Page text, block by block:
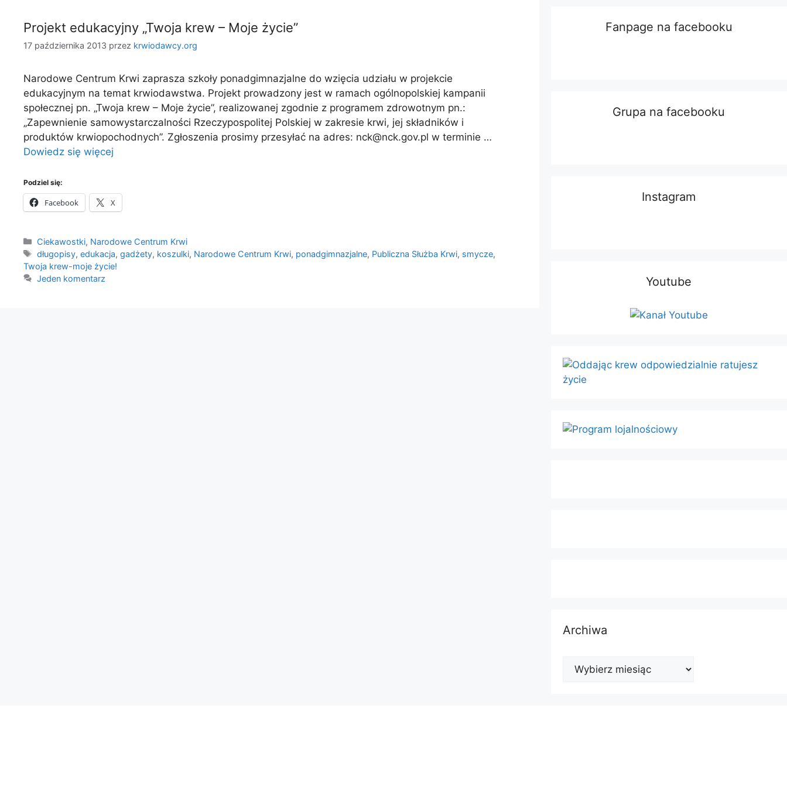
Projekt edukacyjny „Twoja krew – Moje życie”
17 października 2013 przez krwiodawcy.org
Narodowe Centrum Krwi zaprasza szkoły ponadgimnazjalne do wzięcia udziału w projekcie
edukacyjnym na temat krwiodawstwa. Projekt prowadzony jest w ramach ogólnopolskiej kampanii
społecznej pn. „Twoja krew – Moje życie”, realizowanej zgodnie z programem zdrowotnym pn.:
„Zapewnienie samowystarczalności Rzeczypospolitej Polskiej w zakresie krwi, jej składników i
produktów krwiopochodnych”. Zgłoszenia prosimy przesyłać na adres: nck@nck.gov.pl w terminie …
Dowiedz się więcej
Podziel się:
Facebook X
Kategorie
Ciekawostki, Narodowe Centrum Krwi
Tagi
długopisy,edukacja,gadżety, koszulki, Narodowe Centrum Krwi, ponadgimnazjalne, Publiczna Służba Krwi, smycze,
Twoja krew-moje życie!
Jeden komentarz
Fanpage na facebooku
Grupa na facebooku
Instagram
Youtube
Archiwa
Archiwa